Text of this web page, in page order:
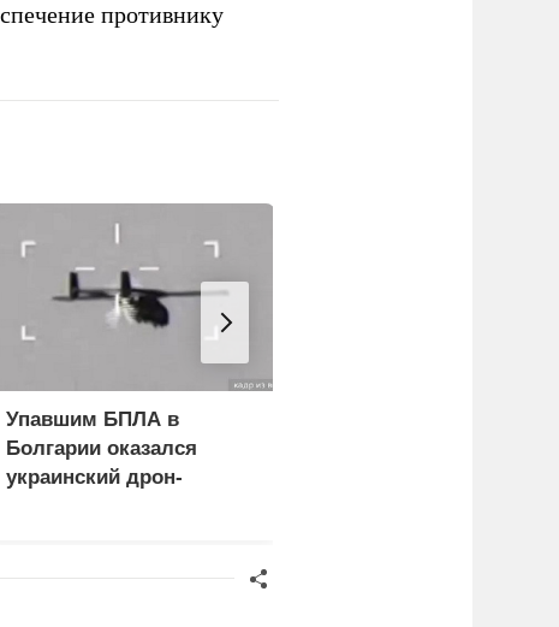
противнику
Упавшим БПЛА в
Болгарии оказался
украинский дрон-